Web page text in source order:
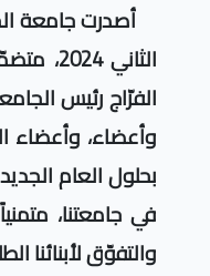
الثاني
الفرّاج رئيس
وأعضاء، وأعضاء
في جامعتنا،
والتفوّق لأبنائنا